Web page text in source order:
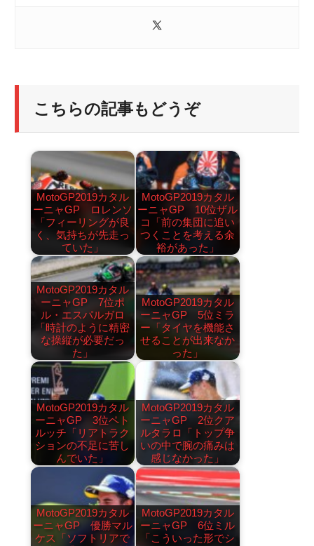
こちらの記事もどうぞ
MotoGP2019カタル
ーニャGP ロレンソ
「フィーリングが良
く、気持ちが先走っ
ていた」
MotoGP2019カタル
ーニャGP 10位ザル
コ「前の集団に追い
つくことを考える余
裕があった」
MotoGP2019カタル
ーニャGP 7位ポ
ル・エスパルガロ
「時計のように精密
な操縦が必要だっ
た」
MotoGP2019カタル
ーニャGP 5位ミラ
ー「タイヤを機能さ
せることが出来なか
った」
MotoGP2019カタル
ーニャGP 3位ペト
ルッチ「リアトラク
ションの不足に苦し
んでいた」
MotoGP2019カタル
ーニャGP 2位クア
ルタラロ「トップ争
いの中で腕の痛みは
感じなかった」
MotoGP2019カタル
ーニャGP 優勝マル
ケス「ソフトリアで
MotoGP2019カタル
ーニャGP 6位ミル
「こういった形でシ